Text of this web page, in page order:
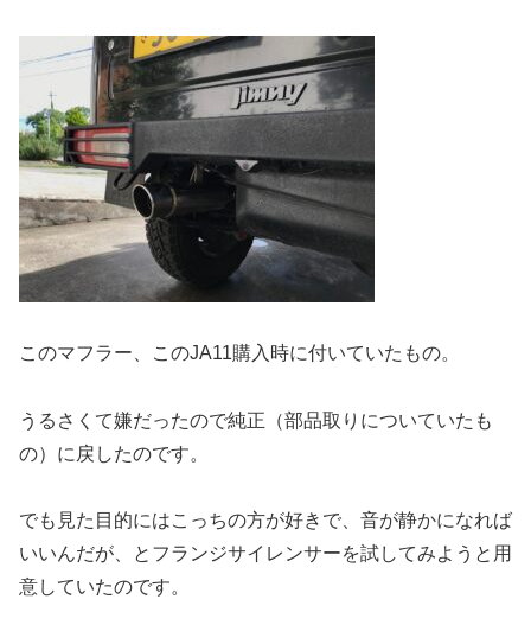
このマフラー、このJA11購入時に付いていたもの。
うるさくて嫌だったので純正 （部品取りについていたも
の） に戻したのです。
でも見た目的にはこっちの方が好きで、音が静かになれば
いいんだが、とフランジサイレンサーを試してみようと用
意していたのです。